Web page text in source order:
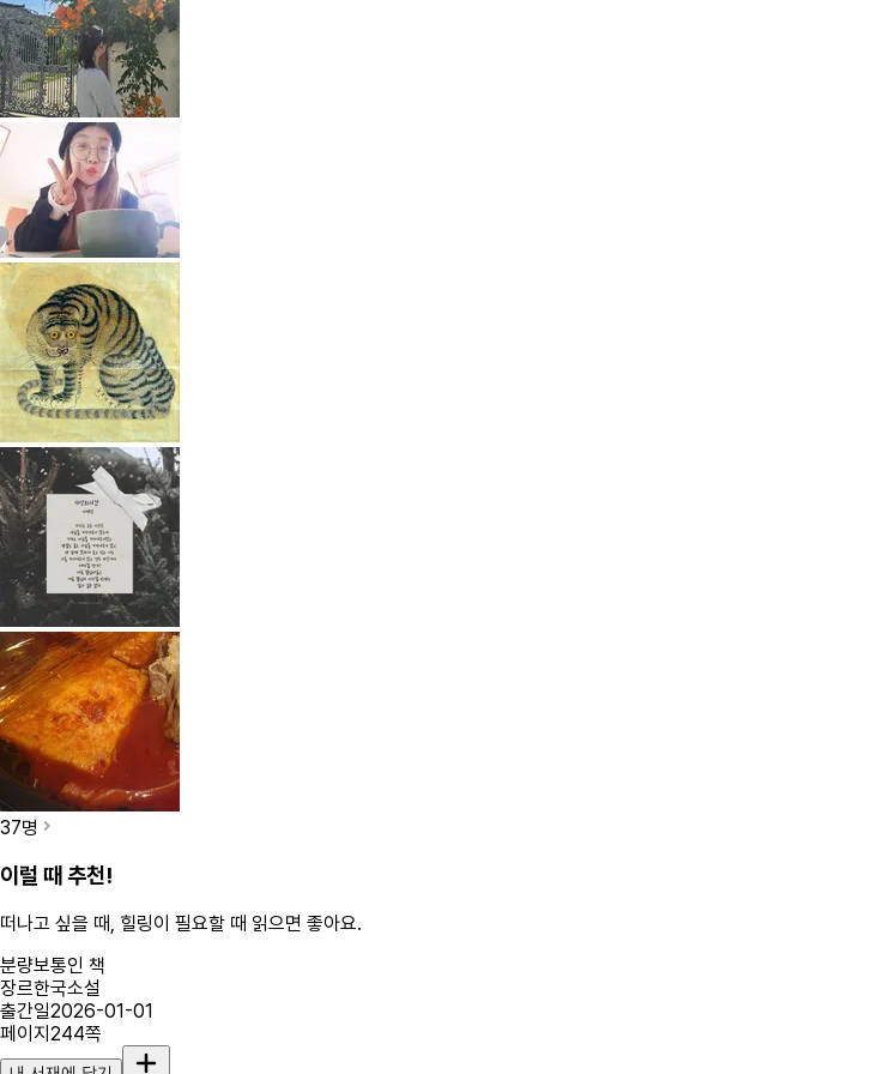
37명
이럴 때 추천!
떠나고 싶을 때, 힐링이 필요할 때 읽으면 좋아요.
분량보통인 책
장르한국소설
출간일2026-01-01
페이지244쪽